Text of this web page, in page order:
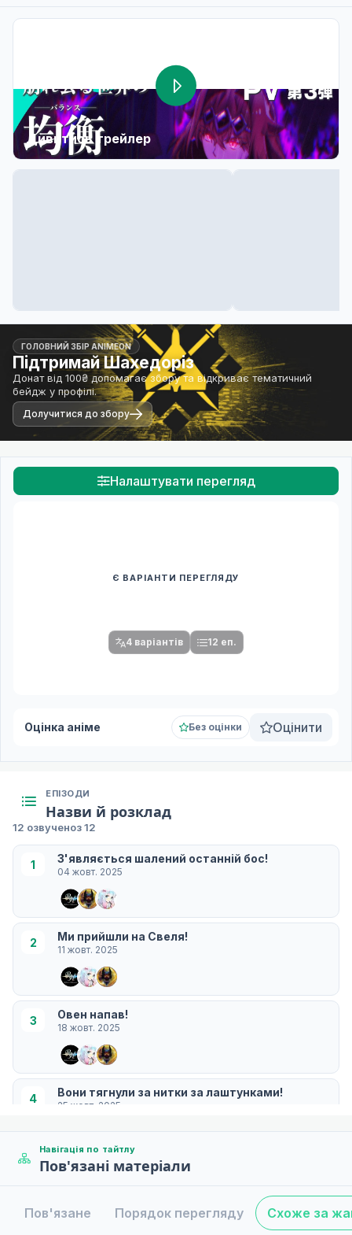
Дивитись трейлер
ГОЛОВНИЙ ЗБІР ANIMEON
Підтримай Шахедоріз
Донат від 100₴ допомагає збору та відкриває тематичний
бейдж у профілі.
Долучитися до збору
Налаштувати перегляд
Є ВАРІАНТИ ПЕРЕГЛЯДУ
4 варіантів 12 еп.
Оцінка аніме Без оцінки Оцінити
ЕПІЗОДИ
Назви й розклад
12 озвученоз 12
1 З'являється шалений останній бос!
04 жовт. 2025
2 Ми прийшли на Свеля!
11 жовт. 2025
3 Овен напав!
18 жовт. 2025
4 Вони тягнули за нитки за лаштунками!
25 жовт. 2025
З'явилося дике гаряче джерело!
Навігація по тайтлу
Пов'язані матеріали
Пов'язане Порядок перегляду Схоже за